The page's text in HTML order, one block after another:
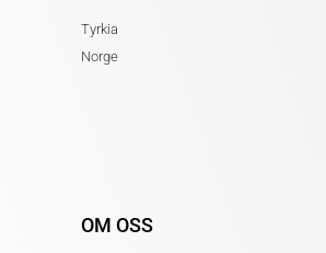
Tyrkia
Norge
OM OSS